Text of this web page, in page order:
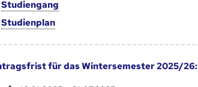
Studien­gang
Studien­plan
für das Wintersemester 2025/26: